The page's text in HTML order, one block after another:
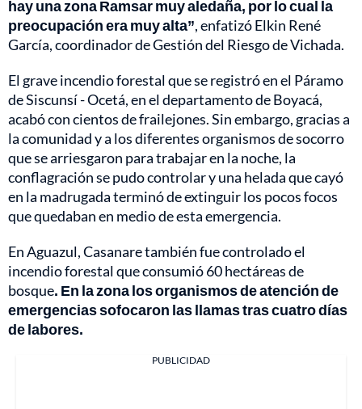
hay una zona Ramsar muy aledaña, por lo cual la
preocupación era muy alta”, enfatizó Elkin René
García, coordinador de Gestión del Riesgo de Vichada.
El grave incendio forestal que se registró en el Páramo
de Siscunsí - Ocetá, en el departamento de Boyacá,
acabó con cientos de frailejones. Sin embargo, gracias a
la comunidad y a los diferentes organismos de socorro
que se arriesgaron para trabajar en la noche, la
conflagración se pudo controlar y una helada que cayó
en la madrugada terminó de extinguir los pocos focos
que quedaban en medio de esta emergencia.
En Aguazul, Casanare también fue controlado el
incendio forestal que consumió 60 hectáreas de
bosque. En la zona los organismos de atención de
emergencias sofocaron las llamas tras cuatro días
de labores.
PUBLICIDAD